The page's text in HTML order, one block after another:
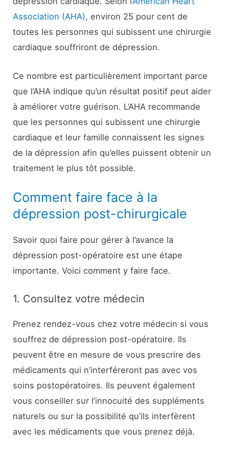
Association (AHA), environ 25 pour cent de
toutes les personnes qui subissent une chirurgie
cardiaque souffriront de dépression.
Ce nombre est particulièrement important parce
que l’AHA indique qu’un résultat positif peut aider
à améliorer votre guérison. L’AHA recommande
que les personnes qui subissent une chirurgie
cardiaque et leur famille connaissent les signes
de la dépression afin qu’elles puissent obtenir un
traitement le plus tôt possible.
Comment faire face à la
dépression post-chirurgicale
Savoir quoi faire pour gérer à l’avance la
dépression post-opératoire est une étape
importante. Voici comment y faire face.
1. Consultez votre médecin
Prenez rendez-vous chez votre médecin si vous
souffrez de dépression post-opératoire. Ils
peuvent être en mesure de vous prescrire des
médicaments qui n’interféreront pas avec vos
soins postopératoires. Ils peuvent également
vous conseiller sur l’innocuité des suppléments
naturels ou sur la possibilité qu’ils interfèrent
avec les médicaments que vous prenez déjà.